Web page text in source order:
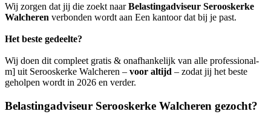
Wij zorgen dat jij die zoekt naarBelastingadviseur Serooskerke
Walcheren verbonden wordt aan Een kantoor dat bij je past.
Het beste gedeelte?
Wij doen dit compleet gratis & onafhankelijk van alle professional-
m] uit Serooskerke Walcheren – voor altijd – zodat jij het beste
geholpen wordt in 2026 en verder.
Belastingadviseur Serooskerke Walcheren gezocht?